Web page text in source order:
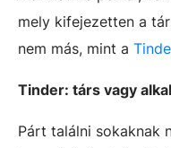
mely kifejezetten a
nem más, mint a
Tinder: társ vagy
Párt találni sokaknak